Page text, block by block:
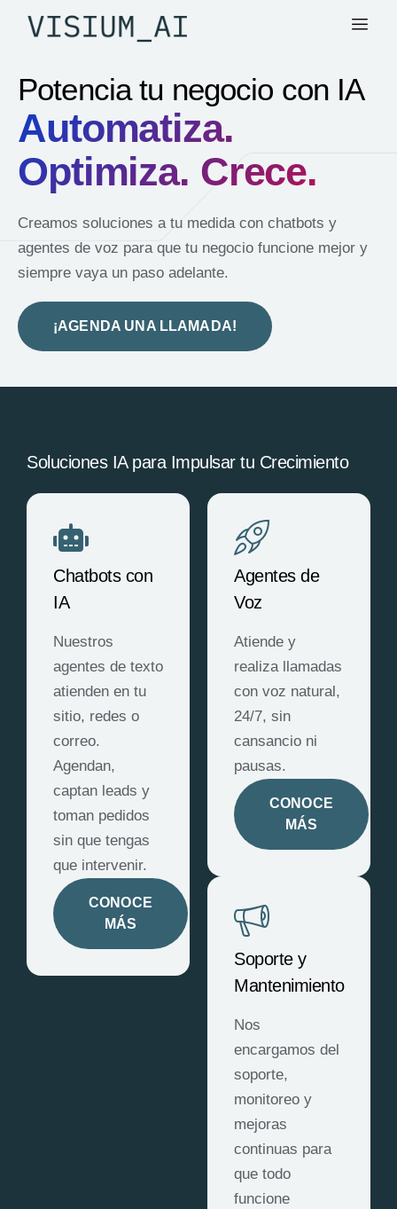
Potencia tu negocio con IA
Automatiza.
Optimiza. Crece.
Creamos soluciones a tu medida con chatbots y
agentes de voz para que tu negocio funcione mejor y
siempre vaya un paso adelante.
¡AGENDA UNA LLAMADA!
Soluciones IA para Impulsar tu Crecimiento
Chatbots con
IA
Nuestros
agentes de texto
atienden en tu
sitio, redes o
correo.
Agendan,
captan leads y
toman pedidos
sin que tengas
que intervenir.
CONOCE
MÁS
Agentes de
Voz
Atiende y
realiza llamadas
con voz natural,
24/7, sin
cansancio ni
pausas.
CONOCE
MÁS
Soporte y
Mantenimiento
Nos
encargamos del
soporte,
monitoreo y
mejoras
continuas para
que todo
funcione